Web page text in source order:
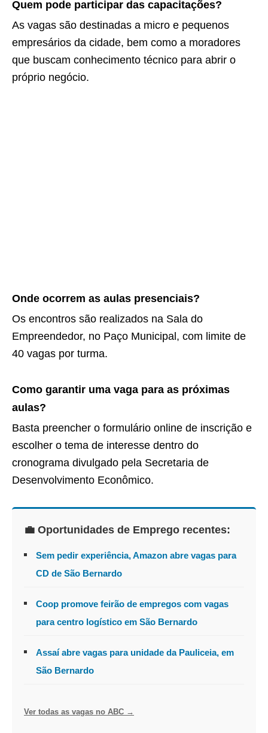
Quem pode participar das capacitações?
As vagas são destinadas a micro e pequenos
empresários da cidade, bem como a moradores
que buscam conhecimento técnico para abrir o
próprio negócio.
Onde ocorrem as aulas presenciais?
Os encontros são realizados na Sala do
Empreendedor, no Paço Municipal, com limite de
40 vagas por turma.
Como garantir uma vaga para as próximas
aulas?
Basta preencher o formulário online de inscrição e
escolher o tema de interesse dentro do
cronograma divulgado pela Secretaria de
Desenvolvimento Econômico.
💼 Oportunidades de Emprego recentes:
Sem pedir experiência, Amazon abre vagas para
CD de São Bernardo
Coop promove feirão de empregos com vagas
para centro logístico em São Bernardo
Assaí abre vagas para unidade da Pauliceia, em
São Bernardo
Ver todas as vagas no ABC →